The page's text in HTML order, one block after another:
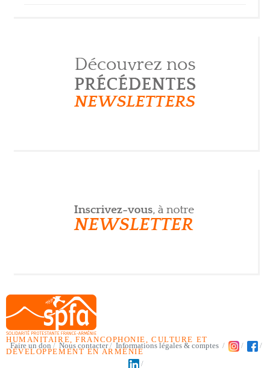
HUMANITAIRE, FRANCOPHONIE, CULTURE ET
DÉVELOPPEMENT EN ARMÉNIE
Faire un don Nous contacter Informations légales & comptes